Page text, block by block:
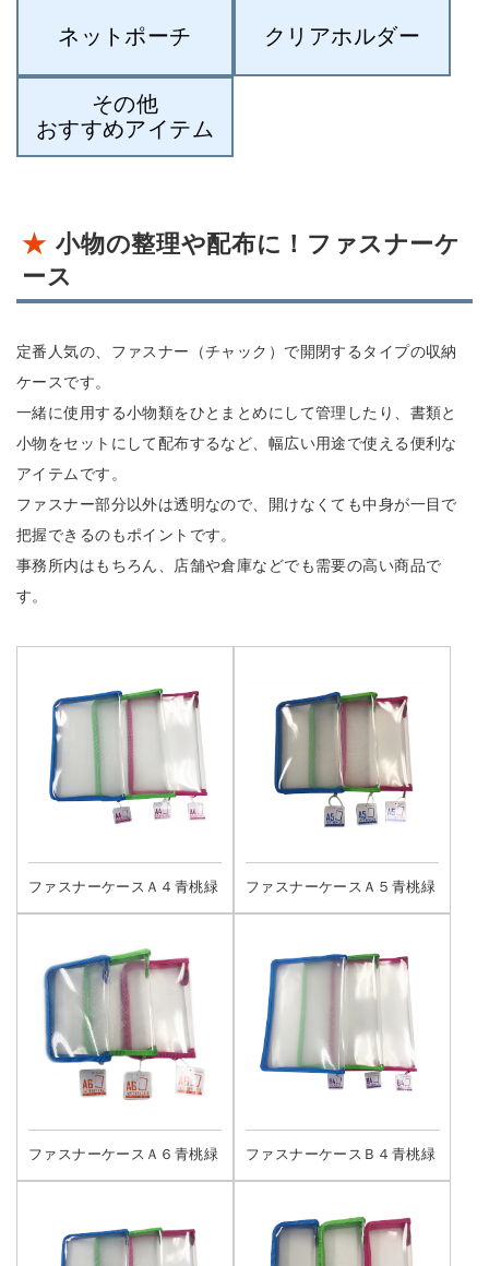
ネットポーチ クリアホルダー
その他
おすすめアイテム
小物の整理や配布に！ファスナーケ
ース
定番人気の、ファスナー（チャック）で開閉するタイプの収納
ケースです。
一緒に使用する小物類をひとまとめにして管理したり、書類と
小物をセットにして配布するなど、幅広い用途で使える便利な
アイテムです。
ファスナー部分以外は透明なので、開けなくても中身が一目で
把握できるのもポイントです。
事務所内はもちろん、店舗や倉庫などでも需要の高い商品で
す。
ファスナーケースＡ４青桃緑 ファスナーケースＡ５青桃緑
ファスナーケースＡ６青桃緑 ファスナーケースＢ４青桃緑